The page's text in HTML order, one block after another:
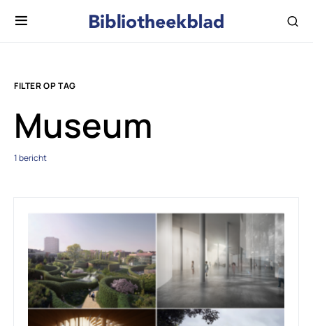
FILTER OP TAG
Museum
1 bericht